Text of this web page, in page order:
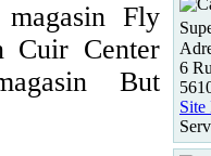
Fly
Cuir Center
But
6
Site